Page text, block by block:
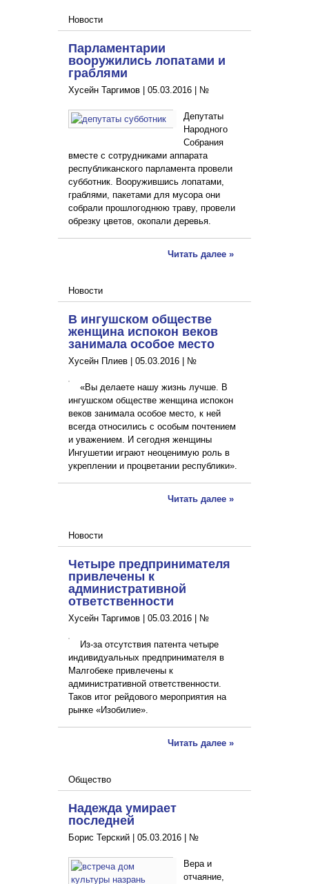
Новости
Парламентарии
вооружились лопатами и
граблями
Хусейн Таргимов | 05.03.2016 №
Депутаты
Народного
Собрания
вместе с сотрудниками аппарата
республиканского парламента провели
субботник. Вооружившись лопатами,
граблями, пакетами для мусора они
собрали прошлогоднюю траву, провели
обрезку цветов, окопали деревья.
Читать далее »
Новости
В ингушском обществе
женщина испокон веков
занимала особое место
Хусейн Плиев | 05.03.2016 №
«Вы делаете нашу жизнь лучше. В
ингушском обществе женщина испокон
веков занимала особое место, к ней
всегда относились с особым почтением
и уважением. И сегодня женщины
Ингушетии играют неоценимую роль в
укреплении и процветании республики».
Читать далее »
Новости
Четыре предпринимателя
привлечены к
административной
ответственности
Хусейн Таргимов | 05.03.2016 №
Из-за отсутствия патента четыре
индивидуальных предпринимателя в
Малгобеке привлечены к
административной ответственности.
Таков итог рейдового мероприятия на
рынке «Изобилие».
Читать далее »
Общество
Надежда умирает
последней
Борис Терский | 05.03.2016 №
Вера и
отчаяние,